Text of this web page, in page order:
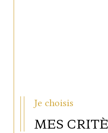
Je choisis
MES